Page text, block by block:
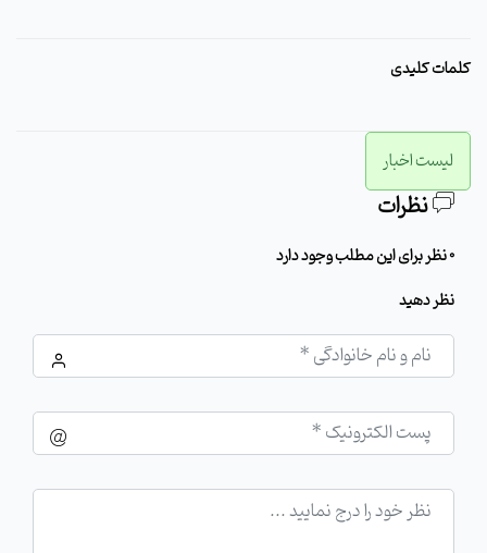
کلمات کلیدی
لیست اخبار
نظرات
0 نظر برای این مطلب وجود دارد
نظر دهید